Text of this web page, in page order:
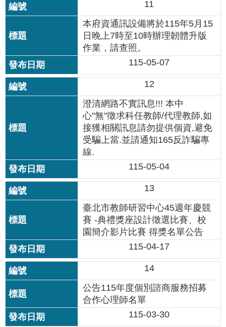
私
權
及
網
安
全
政
策
作
明
政
府
站
料
開
放
宣
告
11
本府資通訊設備將於115年5月15
日晚上7時至10時辦理韌體升版
作業，請查照。
115-05-07
12
澄清網路不實訊息!!! 本中
心"無"徵求科任教師/代理教師,如
接獲相關訊息請勿提供個資,避免
受騙上當.並請通知165反詐騙專
線.
115-05-04
13
臺北市教師研習中心45週年慶競
賽 -典禮獎座設計徵選比賽、校
園簡介影片比賽 得獎名單公告
115-04-17
14
公告115年度個別諮商服務招募
合作心理師名單
115-03-30